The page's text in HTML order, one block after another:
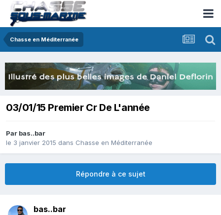
Chasse en Méditerranée
03/01/15 Premier Cr De L'année
Par bas..bar
le 3 janvier 2015 dans Chasse en Méditerranée
Répondre à ce sujet
bas..bar